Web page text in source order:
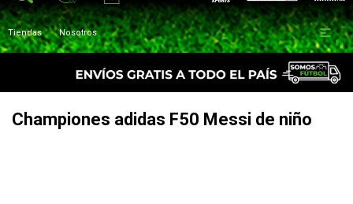
Tiendas Nosotros 
Championes adidas F50 Messi de niño